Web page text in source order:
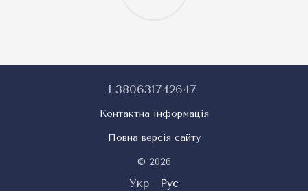
+380631742647
Контактна інформація
Повна версія сайту
© 2026
Укр Рус